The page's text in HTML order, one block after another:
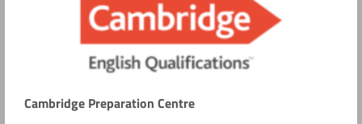
Cambridge Preparation Centre